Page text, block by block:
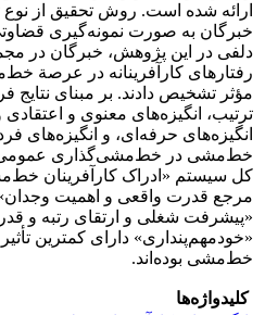
ارائه شده است. روش تحقیق از نوع
خبرگان به صورت نمونه‌گیری
دلفی در این پژوهش، خبرگان در
رفتارهای کارآفرینانه در عرصة
مؤثر تشخیص دادند. بر مبنای نتایج
ترتیب، انگیزه‌های معنوی و اعتقادی
انگیزه‌های حرفه‌ای، و انگیزه‌های
خط‌مشی در خط‌مشی‌گذاری عمومی
کل سیستم «ادراک کارآفرینان
مرجع قدرت واقعی و اهمیت وجدان»
«پیشرفت شغلی و ارتقای رتبه و
«خودمهم‌پنداری» دارای کمترین
خط‌مشی بوده‌اند.
کلیدواژه‌ها